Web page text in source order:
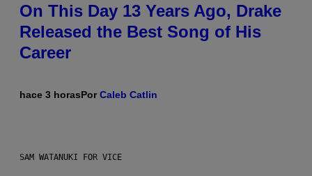
On This Day 13 Years Ago, Drake
Released the Best Song of His
Career
hace 3 horasPorCaleb Catlin
SAM WATANUKI FOR VICE